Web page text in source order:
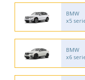
BMW
x5
BMW
x6